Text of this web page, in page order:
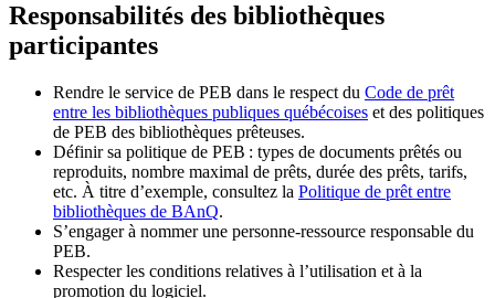
Responsabilités des bibliothèques
participantes
Rendre le service de PEB dans le respect du Code de prêt
entre les bibliothèques publiques québécoises et des politiques
de PEB des bibliothèques prêteuses.
Définir sa politique de PEB : types de documents prêtés ou
reproduits, nombre maximal de prêts, durée des prêts, tarifs,
etc. À titre d’exemple, consultez la Politique de prêt entre
bibliothèques de BAnQ.
S’engager à nommer une personne-ressource responsable du
PEB.
Respecter les conditions relatives à l’utilisation et à la
promotion du logiciel.